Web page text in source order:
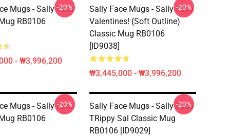
Mugs - Sally Face
RB0106
- ₩3,996,200
-20%
Sally Face Mugs - Sally Face
Valentines! (Soft Outline)
Classic Mug RB0106
[ID9038]
₩3,445,000 - ₩3,996,200
-20%
Mugs - Sally Face
RB0106
-20%
Sally Face Mugs - Sally Face
TRippy Sal Classic Mug
RB0106 [ID9029]
-20%